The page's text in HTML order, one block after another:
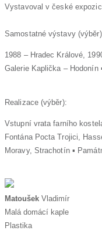
Vystavoval v české
Samostatné výstavy
1988 – Hradec Králové,
Galerie Kaplička – Hodonín
Realizace (výběr):
Vstupní vrata farního
Fontána Pocta Trojici,
Moravy, Strachotín ▪
Matoušek Vladimír
Malá domácí kaple
Plastika